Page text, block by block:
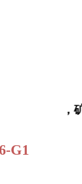
免费，矿
G1